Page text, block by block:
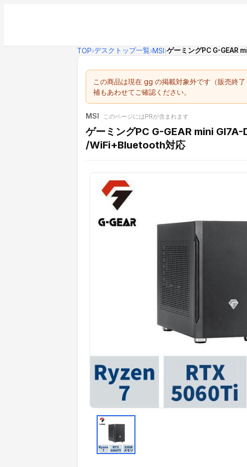
TOP›デスクトップ一覧›MSI ›ゲーミングPC G-GEAR
この商品は現在 gg の掲載対象外です（販売終
補もあわせてご確認ください。
MSI このページにはPRが含まれます
ゲーミングPC G-GEAR mini
/WiFi+Bluetooth対応